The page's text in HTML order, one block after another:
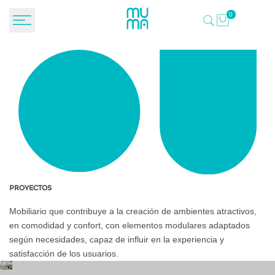
0
PROYECTOS
Mobiliario que contribuye a la creación de ambientes atractivos,
en comodidad y confort, con elementos modulares adaptados
según necesidades, capaz de influir en la experiencia y
satisfacción de los usuarios.